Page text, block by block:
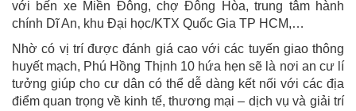
với bến xe Miền Đông, chợ Đông Hòa, trung tâm hành
chính Dĩ An, khu Đại học/KTX Quốc Gia TP HCM,…
Nhờ có vị trí được đánh giá cao với các tuyến giao thông
huyết mạch, Phú Hồng Thịnh 10 hứa hẹn sẽ là nơi an cư lí
tưởng giúp cho cư dân có thể dễ dàng kết nối với các địa
điểm quan trọng về kinh tế, thương mại – dịch vụ và giải trí